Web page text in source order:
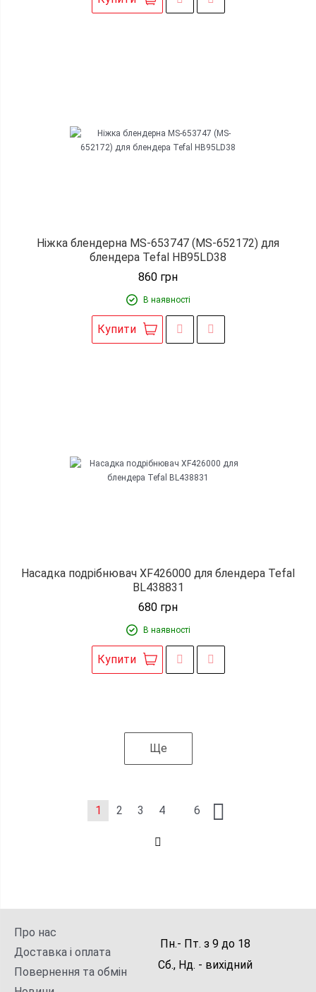
Ніжка блендерна MS-653747 (MS-652172) для
блендера Tefal HB95LD38
860 грн
В наявності
Купити
Насадка подрібнювач XF426000 для блендера Tefal
BL438831
680 грн
В наявності
Купити
Ще
1 2 3 4 6
Про нас
Доставка і оплата
Повернення та обмін
Пн.- Пт. з 9 до 18
Сб., Нд. - вихідний